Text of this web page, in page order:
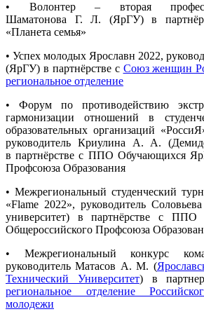
• Волонтер – вторая
Шаматонова Г. Л. (ЯрГУ) в
«Планета семья»
• Успех молодых Ярославн 2022,
(ЯрГУ) в партнёрстве с Союз женщин
региональное отделение
• Форум по противодействию
гармонизации отношений в
образовательных организаций
руководитель Криулина А. А.
в партнёрстве с ППО Обучающихся
Профсоюза Образования
• Межрегиональный студенческий
«Flame 2022», руководитель
университет) в партнёрстве с
Общероссийского Профсоюза
• Межрегиональный конкурс
руководитель Матасов А. М. (
Технический Университет) в
региональное отделение
молодежи